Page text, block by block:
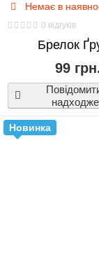
Немає в
0 відгуків
Брелок
99
Новинка